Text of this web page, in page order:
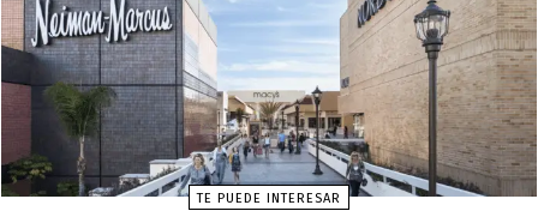
TE PUEDE INTERESAR